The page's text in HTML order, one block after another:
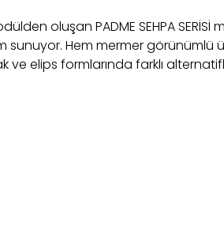
oluşan PADME SEHPA
sunuyor. Hem mermer görünümlü
ve elips formlarında farklı